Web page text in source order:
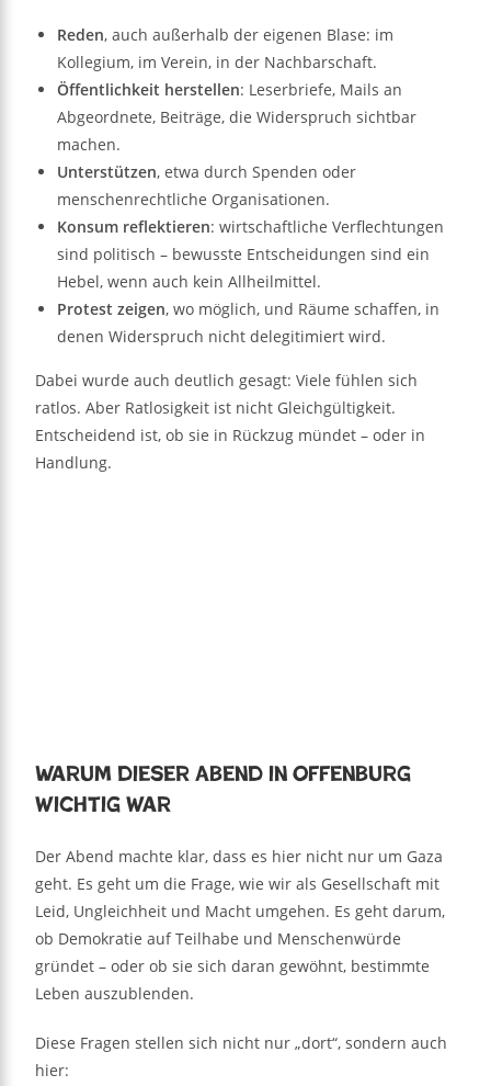
Reden, auch außerhalb der eigenen Blase: im
Kollegium, im Verein, in der Nachbarschaft.
Öffentlichkeit herstellen: Leserbriefe, Mails an
Abgeordnete, Beiträge, die Widerspruch sichtbar
machen.
Unterstützen, etwa durch Spenden oder
menschenrechtliche Organisationen.
Konsum reflektieren: wirtschaftliche Verflechtungen
sind politisch – bewusste Entscheidungen sind ein
Hebel, wenn auch kein Allheilmittel.
Protest zeigen, wo möglich, und Räume schaffen, in
denen Widerspruch nicht delegitimiert wird.
Dabei wurde auch deutlich gesagt: Viele fühlen sich
ratlos. Aber Ratlosigkeit ist nicht Gleichgültigkeit.
Entscheidend ist, ob sie in Rückzug mündet – oder in
Handlung.
Warum dieser Abend in Offenburg
wichtig war
Der Abend machte klar, dass es hier nicht nur um Gaza
geht. Es geht um die Frage, wie wir als Gesellschaft mit
Leid, Ungleichheit und Macht umgehen. Es geht darum,
ob Demokratie auf Teilhabe und Menschenwürde
gründet – oder ob sie sich daran gewöhnt, bestimmte
Leben auszublenden.
Diese Fragen stellen sich nicht nur „dort“, sondern auch
hier: